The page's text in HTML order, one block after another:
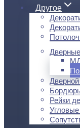
Другое
Рейки